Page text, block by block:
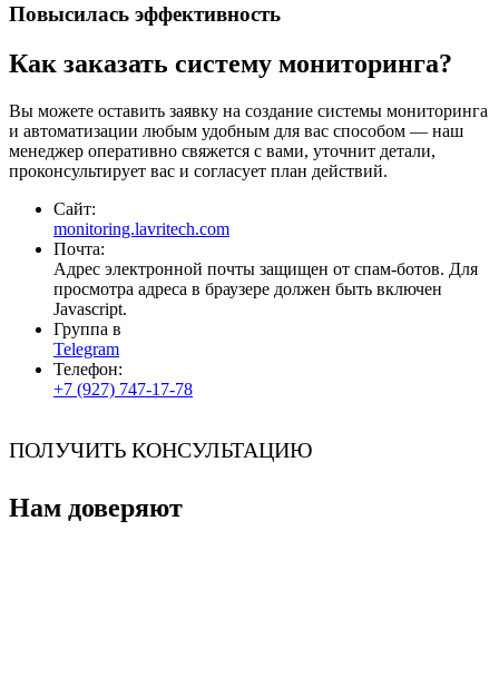
Повысилась эффективность
Как заказать систему мониторинга?
Вы можете оставить заявку на создание системы мониторинга
и автоматизации любым удобным для вас способом — наш
менеджер оперативно свяжется с вами, уточнит детали,
проконсультирует вас и согласует план действий.
Сайт:
monitoring.lavritech.com
Почта:
Адрес электронной почты защищен от спам-ботов. Для
просмотра адреса в браузере должен быть включен
Javascript.
Группа в
Telegram
Телефон:
+7 (927) 747-17-78
ПОЛУЧИТЬ КОНСУЛЬТАЦИЮ
Нам доверяют